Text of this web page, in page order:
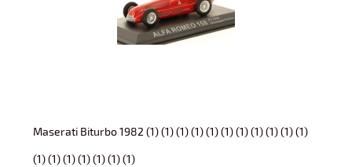
Maserati Biturbo 1982 (1) (1) (1) (1) (1) (1) (1) (1) (1) (1) (1)
(1) (1) (1) (1) (1) (1) (1)